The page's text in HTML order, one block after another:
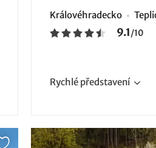
Královéhradecko
9.1/10
Rychlé představení